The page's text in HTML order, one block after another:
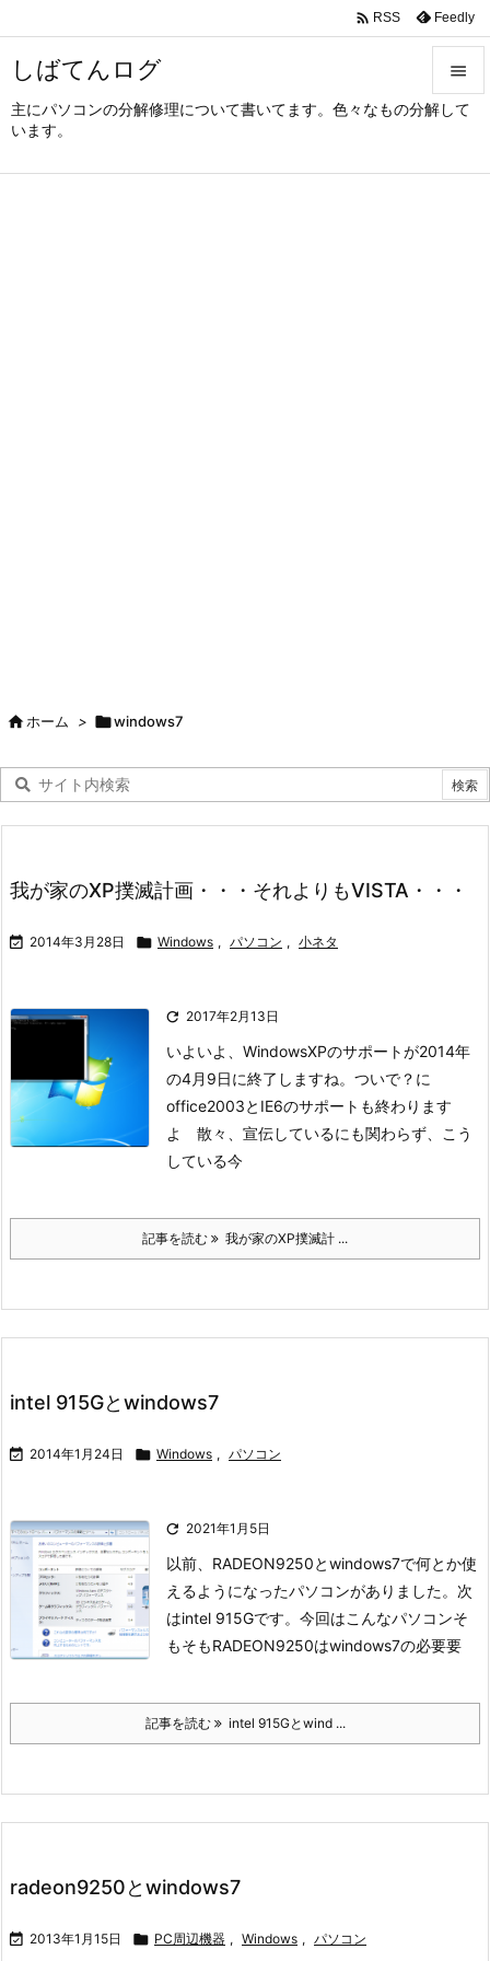
しばてんログ
主にパソコンの分解修理について書いてます。色々なもの分解して
います。



 RSS Feedly
ホーム > windows7
我が家のXP撲滅計画・・・それよりもVISTA・・・
 2014年3月28日  Windows , パソコン , 小ネタ
 2017年2月13日
いよいよ、WindowsXPのサポートが2014年
の4月9日に終了しますね。 ついで？に
office2003とIE6のサポートも終わります
よ
散々、宣伝しているにも関わらず、こう
している今
記事を読む 我が家のXP撲滅計 ...
intel 915Gとwindows7
 2014年1月24日  Windows , パソコン
 2021年1月5日
以前、RADEON9250とwindows7で何とか使
えるようになったパソコンがありました。 次
はintel 915Gです。 今回はこんなパソコンそ
もそもRADEON9250はwindows7の必要要
記事を読む intel 915Gとwind ...
radeon9250とwindows7
 2013年1月15日  PC周辺機器 , Windows , パソコン